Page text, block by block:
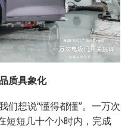
质具象化
想说“懂得都懂”。一万次
短短几十个小时内，完成